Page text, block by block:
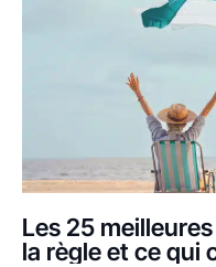
Les 25
la règle et ce qui